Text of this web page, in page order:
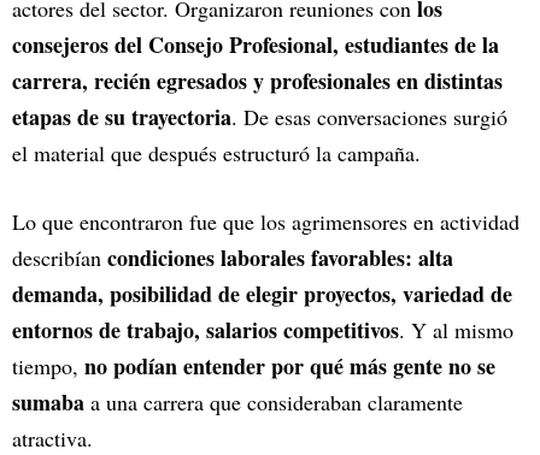
actores del sector. Organizaron reuniones con los
consejeros del Consejo Profesional, estudiantes de la
carrera, recién egresados y profesionales en distintas
etapas de su trayectoria. De esas conversaciones surgió
el material que después estructuró la campaña.
Lo que encontraron fue que los agrimensores en actividad
describían condiciones laborales favorables: alta
demanda, posibilidad de elegir proyectos, variedad de
entornos de trabajo, salarios competitivos. Y al mismo
tiempo, no podían entender por qué más gente no se
sumaba a una carrera que consideraban claramente
atractiva.